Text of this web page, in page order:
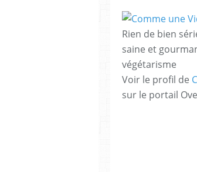
Rien de bien
saine et
végétarisme
Voir le profil de
sur le portail